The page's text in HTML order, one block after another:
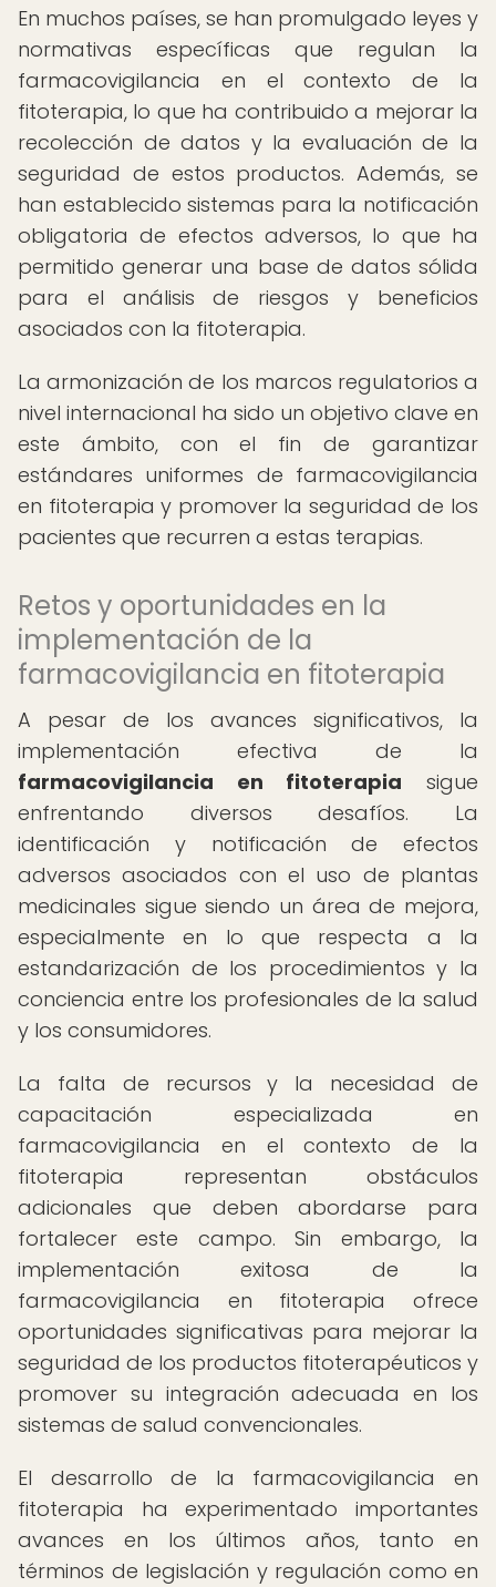
En muchos países, se han promulgado leyes y
normativas específicas que regulan la
farmacovigilancia en el contexto de la
fitoterapia, lo que ha contribuido a mejorar la
recolección de datos y la evaluación de la
seguridad de estos productos. Además, se
han establecido sistemas para la notificación
obligatoria de efectos adversos, lo que ha
permitido generar una base de datos sólida
para el análisis de riesgos y beneficios
asociados con la fitoterapia.
La armonización de los marcos regulatorios a
nivel internacional ha sido un objetivo clave en
este ámbito, con el fin de garantizar
estándares uniformes de farmacovigilancia
en fitoterapia y promover la seguridad de los
pacientes que recurren a estas terapias.
Retos y oportunidades en la
implementación de la
farmacovigilancia en fitoterapia
A pesar de los avances significativos, la
implementación efectiva de la
farmacovigilancia en fitoterapia sigue
enfrentando diversos desafíos. La
identificación y notificación de efectos
adversos asociados con el uso de plantas
medicinales sigue siendo un área de mejora,
especialmente en lo que respecta a la
estandarización de los procedimientos y la
conciencia entre los profesionales de la salud
y los consumidores.
La falta de recursos y la necesidad de
capacitación especializada en
farmacovigilancia en el contexto de la
fitoterapia representan obstáculos
adicionales que deben abordarse para
fortalecer este campo. Sin embargo, la
implementación exitosa de la
farmacovigilancia en fitoterapia ofrece
oportunidades significativas para mejorar la
seguridad de los productos fitoterapéuticos y
promover su integración adecuada en los
sistemas de salud convencionales.
El desarrollo de la farmacovigilancia en
fitoterapia ha experimentado importantes
avances en los últimos años, tanto en
términos de legislación y regulación como en